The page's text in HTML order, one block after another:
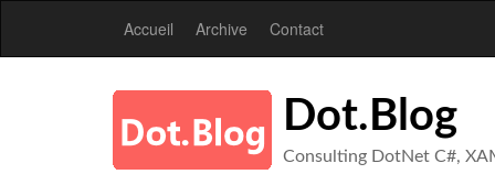
Accueil Archive Contact
Dot.Blog
Consulting DotNet C#,